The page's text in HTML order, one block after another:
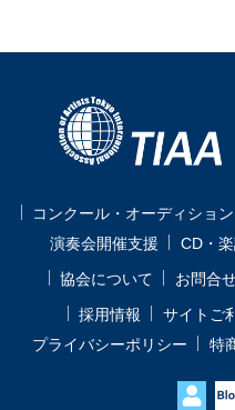
コンクール・オーディション
演奏会開催支援
CD・
協会について
お問合
採用情報
サイトご
プライバシーポリシー
特